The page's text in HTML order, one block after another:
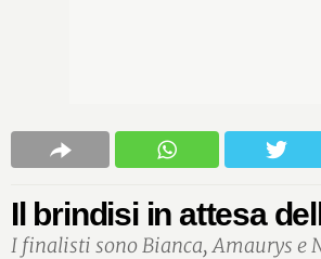
Il brindisi in attesa
I finalisti sono Bianca, Amaurys e